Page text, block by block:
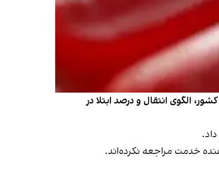
وزارت بهداشت، درمان و آموزش پزشکی هم‌زمان با روز جهانی ایدز از وجود ۴۶ هزار مبتلا در ایران خبر داد. بر اساس گزارش جامع داده‌های HIV کشور، الگوی انتقال و درصد ابتلا در